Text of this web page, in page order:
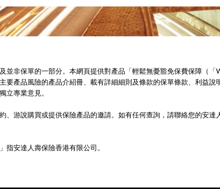
並非保單的一部分。本網頁提供對產品「輕鬆無憂豁免保費保障（
要產品風險的產品介紹冊、載有詳細細則及條款的保單條款、利益
立專業意見。
、游說購買或提供保險產品的邀請。如有任何查詢，請聯絡您的安
指安達人壽保險香港有限公司。